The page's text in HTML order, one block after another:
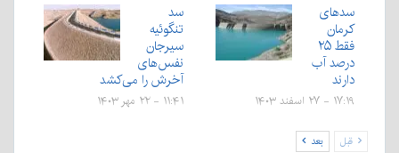
سدهای
کرمان
فقط ۲۵
درصد آب
دارند
۱۷:۱۹ - ۲۷ اسفند ۱۴۰۳
سد
تنگوئیه
سیرجان
نفس‌های
آخرش را می‌کشد
۱۱:۴۱ - ۲۲ مهر ۱۴۰۳
قبل بعد